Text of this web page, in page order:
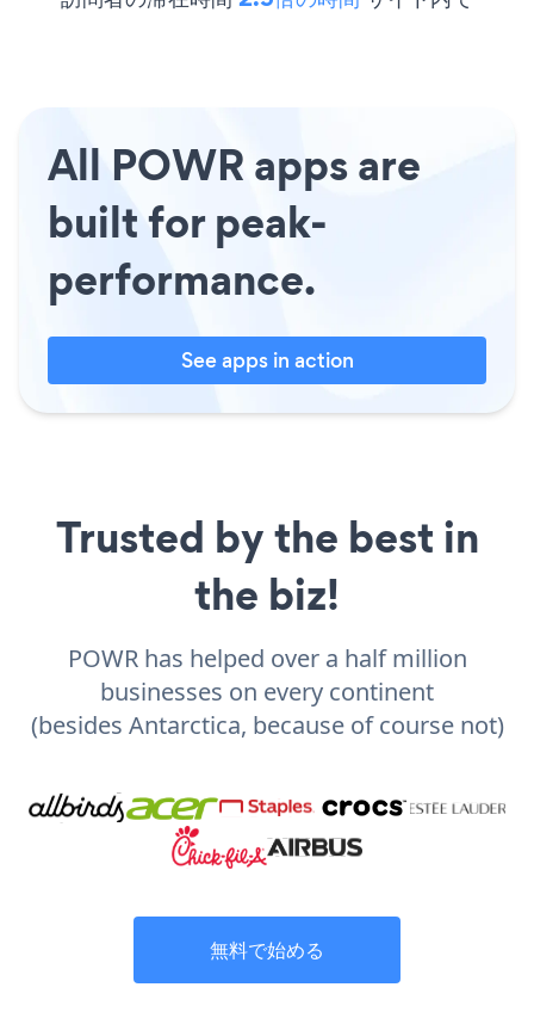
All POWR apps are
built for peak-
performance.
See apps in action
Trusted by the best in
the biz!
POWR has helped over a half million
businesses on every continent
(besides Antarctica, because of course not)
無料で始める